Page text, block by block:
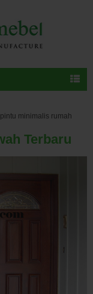
pintu minimalis rumah
Terbaru